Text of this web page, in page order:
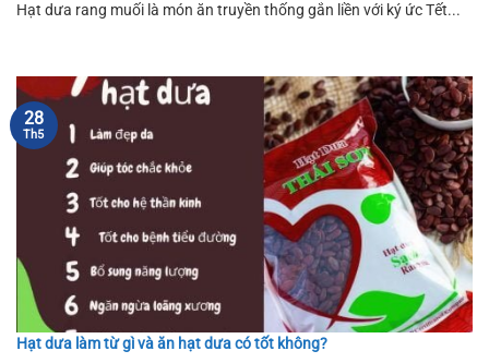
Hạt dưa rang muối là món ăn truyền thống gắn liền với ký ức Tết...
Hạt dưa làm từ gì và ăn hạt dưa có tốt không?
28
Th5